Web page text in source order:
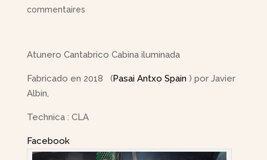
commentaires
Atunero Cantabrico Cabina iluminada
Fabricado en 2018 (Pasai Antxo Spain ) por Javier
Albin,
Technica : CLA
Facebook